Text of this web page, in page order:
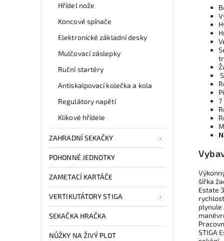
Hřídel nože
Koncové spínače
Elektronické základní desky
Mulčovací záslepky
Ruční startéry
Antiskalpovací kolečka a kola
Regulátory napětí
Klikové hřídele
ZAHRADNÍ SEKAČKY
POHONNÉ JEDNOTKY
ZAMETACÍ KARTÁČE
VERTIKUTÁTORY STIGA
SEKAČKA HRAČKA
NŮŽKY NA ŽIVÝ PLOT
7
šířka
Estate
plynule
STIGA